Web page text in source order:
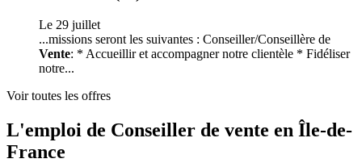
Le 29 juillet
...missions seront les suivantes : Conseiller/Conseillère de
Vente: * Accueillir et accompagner notre clientèle * Fidéliser
notre...
Voir toutes les offres
L'emploi de Conseiller de vente en Île-de-
France